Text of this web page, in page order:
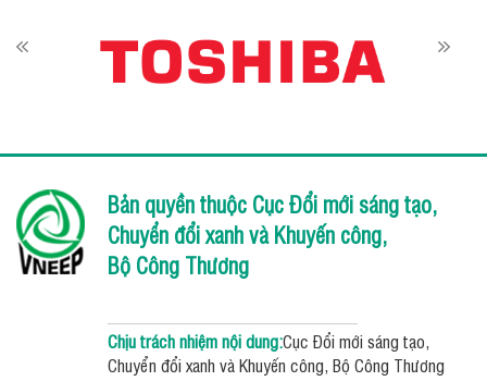
Bản quyền thuộc Cục Đổi mới sáng tạo,
Chuyển đổi xanh và Khuyến công,
Bộ Công Thương
Chịu trách nhiệm nội dung:Cục Đổi mới sáng tạo,
Chuyển đổi xanh và Khuyến công, Bộ Công Thương